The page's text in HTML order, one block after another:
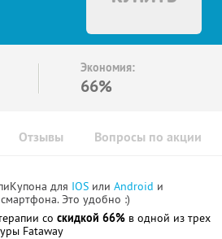
Экономия:
66%
Отзывы Вопросы по акции
для IOS или Android и
Это удобно :)
со скидкой 66% в одной из трех
Fataway